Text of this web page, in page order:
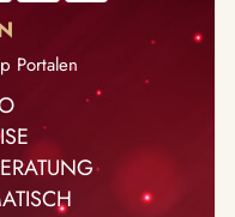
Portalen